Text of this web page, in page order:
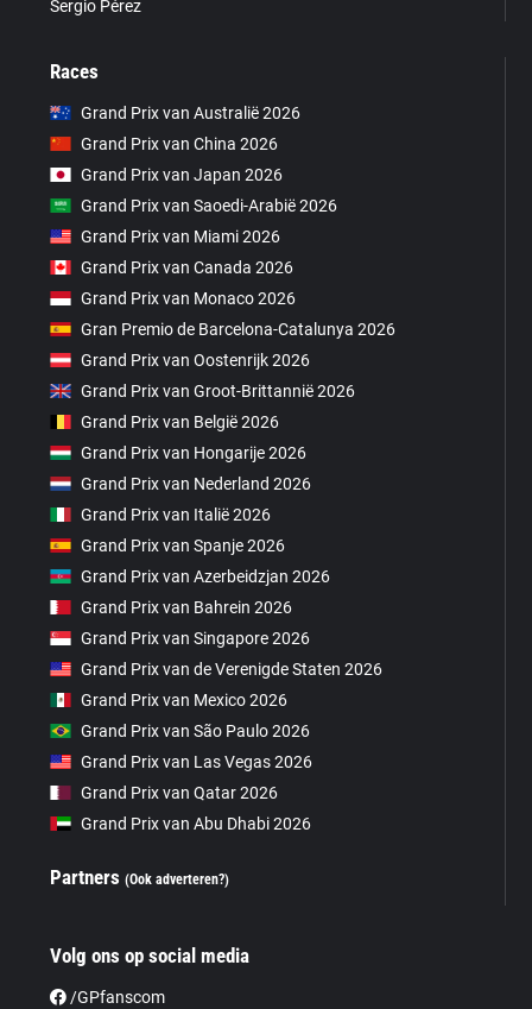
Sergio Pérez
Races
Grand Prix van Australië 2026
Grand Prix van China 2026
Grand Prix van Japan 2026
Grand Prix van Saoedi-Arabië 2026
Grand Prix van Miami 2026
Grand Prix van Canada 2026
Grand Prix van Monaco 2026
Gran Premio de Barcelona-Catalunya 2026
Grand Prix van Oostenrijk 2026
Grand Prix van Groot-Brittannië 2026
Grand Prix van België 2026
Grand Prix van Hongarije 2026
Grand Prix van Nederland 2026
Grand Prix van Italië 2026
Grand Prix van Spanje 2026
Grand Prix van Azerbeidzjan 2026
Grand Prix van Bahrein 2026
Grand Prix van Singapore 2026
Grand Prix van de Verenigde Staten 2026
Grand Prix van Mexico 2026
Grand Prix van São Paulo 2026
Grand Prix van Las Vegas 2026
Grand Prix van Qatar 2026
Grand Prix van Abu Dhabi 2026
Partners(Ook adverteren?)
Volg ons op social media
/GPfanscom